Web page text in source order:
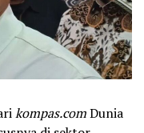
kompas.comDunia